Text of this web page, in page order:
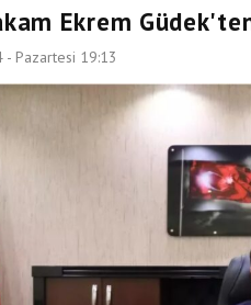
Ekrem
Pazartesi 19:13